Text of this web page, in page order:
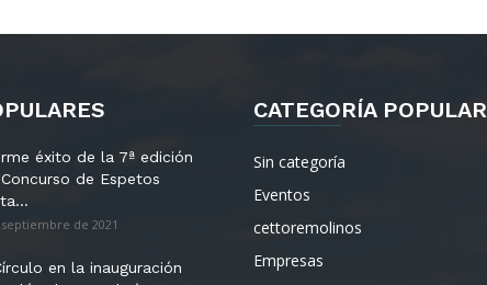
éxito de la 7ª edición
de Espetos
de 2021
en la inauguración
CATEGORÍA POPULAR
Sin categoría
Eventos
cettoremolinos
Empresas